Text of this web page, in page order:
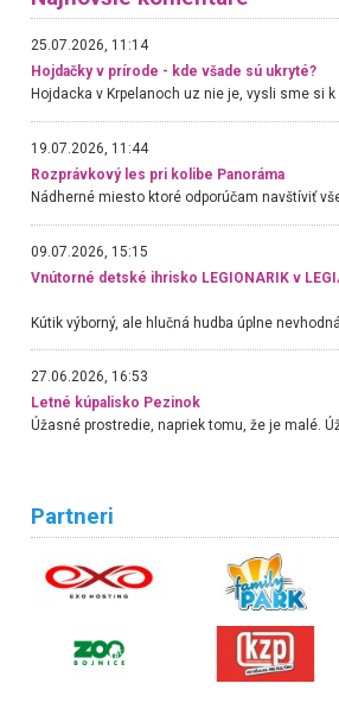
25.07.2026, 11:14
Hojdačky v prírode - kde všade sú ukryté?
19.07.2026, 11:44
Rozprávkový les pri kolibe Panoráma
09.07.2026, 15:15
Vnútorné detské ihrisko LEGIONARIK v
27.06.2026, 16:53
Letné kúpalisko Pezinok
Partneri